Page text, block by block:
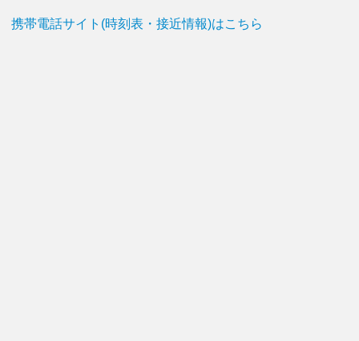
携帯電話サイト(時刻表・接近情報)はこちら